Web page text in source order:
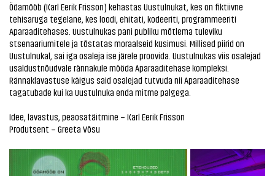
Ööamööb (Karl Eerik Frisson) kehastas Uustulnukat, kes on fiktiivne
tehisaruga tegelane, kes loodi, ehitati, kodeeriti, programmeeriti
Aparaaditehases. Uustulnukas pani publiku mõtlema tuleviku
stsenaariumitele ja tõstatas moraalseid küsimusi. Millised piirid on
Uustulnukal, sai iga osaleja ise järele proovida. Uustulnukas viis osalejad
usaldustnõudvale rännakule mööda Aparaaditehase kompleksi.
Rännaklavastuse käigus said osalejad tutvuda nii Aparaaditehase
tagatubade kui ka Uustulnuka enda mitme palgega.
Idee, lavastus, peaosatäitmine – Karl Eerik Frisson
Produtsent – Greeta Võsu